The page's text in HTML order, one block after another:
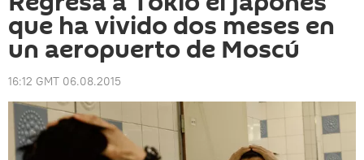
que ha vivido dos meses en
un aeropuerto de Moscú
16:12 GMT 06.08.2015